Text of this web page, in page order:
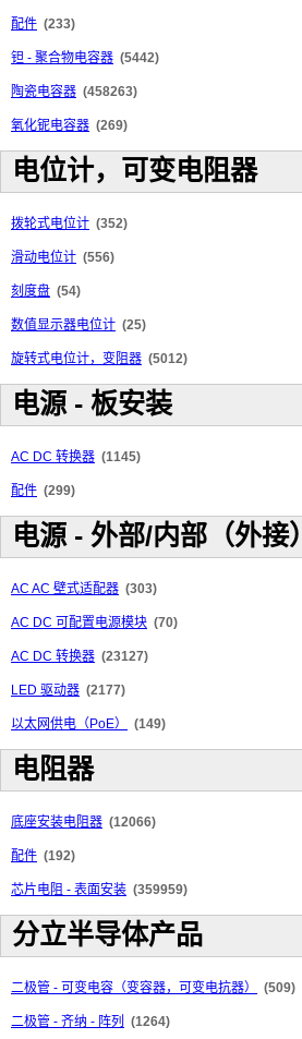
配件 (233)
钽 - 聚合物电容器 (5442)
陶瓷电容器 (458263)
氧化铌电容器 (269)
电位计，可变电阻器
拨轮式电位计 (352)
滑动电位计 (556)
刻度盘 (54)
数值显示器电位计 (25)
旋转式电位计，变阻器 (5012)
电源 - 板安装
AC DC 转换器 (1145)
配件 (299)
电源 - 外部/内部（外接）
AC AC 壁式适配器 (303)
AC DC 可配置电源模块 (70)
AC DC 转换器 (23127)
LED 驱动器 (2177)
以太网供电（PoE） (149)
电阻器
底座安装电阻器 (12066)
配件 (192)
芯片电阻 - 表面安装 (359959)
分立半导体产品
二极管 - 可变电容（变容器，可变电抗器） (509)
二极管 - 齐纳 - 阵列 (1264)